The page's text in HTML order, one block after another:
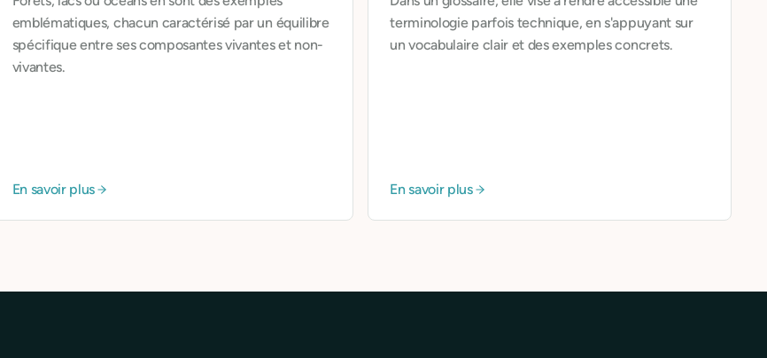
emblématiques, chacun caractérisé par un équilibre
spécifique entre ses composantes vivantes et non-
vivantes.
En savoir plus
terminologie parfois technique, en s'appuyant sur
un vocabulaire clair et des exemples concrets.
En savoir plus